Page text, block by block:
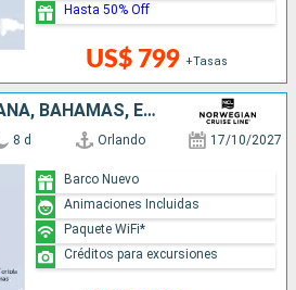
US$ 799 +Tasas
Hasta 50% Off
REPÚBLICA DOMINICANA, BAHAMAS, ESTADOS UNIDOS
8 d Orlando 17/10/2027
Barco Nuevo
Animaciones Incluidas
Paquete WiFi*
Créditos para excursiones